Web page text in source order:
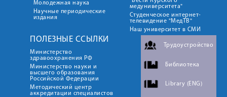
Молодежная наука
Научные периодические
издания
медуниверситета"
Студенческое интернет-
телевидение "МедТВ"
Наш университет в СМИ
ПОЛЕЗНЫЕ ССЫЛКИ
Министерство
здравоохранения РФ
Министерство науки и
высшего образования
Российской Федерации
Методический центр
аккредитации специалистов
Трудоустройство
Библиотека
Library (ENG)